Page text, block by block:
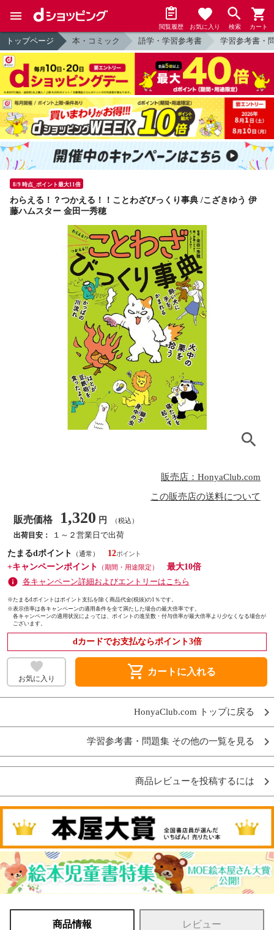
閲覧履歴 お気に入り 検索 カート
トップページ 本・コミック 語学・学習参考書 学習参考書・
8/9 時点_ポイント最大11倍
わらえる！？つかえる！！ことわざびっくり事典 /こざきゆう 伊
藤ハムスター 金田一秀穂
販売店：HonyaClub.com
この販売店の送料について
販売価格 1,320 円 （税込）
出荷目安：
１～２営業日で出荷
たまるdポイント
（通常）
12
+キャンペーンポイント
（期間・用途限定）
最大10倍
各キャンペーン詳細およびエントリーはこちら
※たまるdポイントはポイント支払を除く商品代金(税抜)の1％です。
※表示倍率は各キャンペーンの適用条件を全て満たした場合の最大倍率です。
各キャンペーンの適用状況によっては、ポイントの進呈数・付与倍率が最大倍率より少なくなる場合が
ございます。
dカードでお支払ならポイント3倍
お気に入り shopping_cart カートに入れる
HonyaClub.com トップに戻る
学習参考書・問題集 その他の一覧を見る
商品レビューを投稿するには
商品情報 レビュー